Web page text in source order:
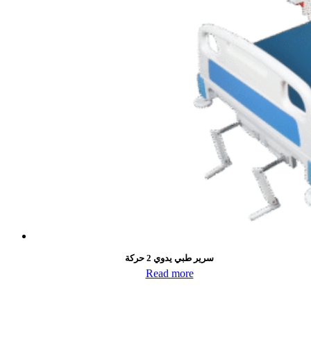
سرير طبي يدوي 2 حركة
Read more